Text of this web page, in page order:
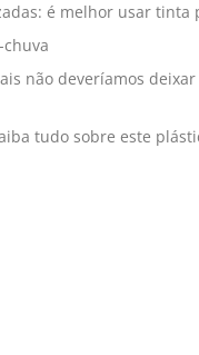
é melhor usar tinta
não deveríamos
tudo sobre este